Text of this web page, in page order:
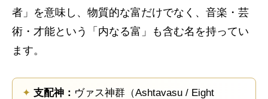
者」を意味し、物質的な富だけでなく、音楽・芸
術・才能という「内なる富」も含む名を持ってい
ます。
✦ 支配神： ヴァス神群（Ashtavasu / Eight